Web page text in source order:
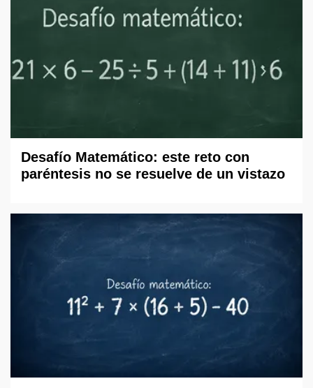
Desafío Matemático: este reto con
paréntesis no se resuelve de un vistazo